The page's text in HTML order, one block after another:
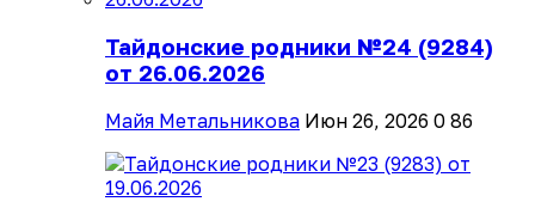
Тайдонские родники №24 (9284)
от 26.06.2026
Майя Метальникова Июн 26, 2026 0 86